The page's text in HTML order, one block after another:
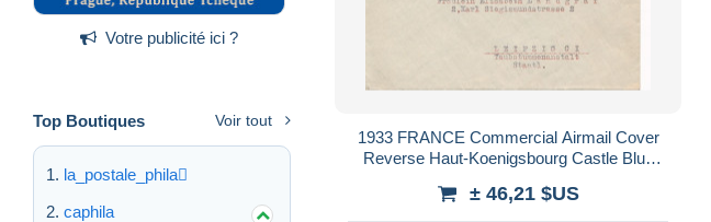
Votre publicité ici ?
Top Boutiques Voir tout
la_postale_phila
caphila
1933 FRANCE Commercial Airmail Cover
Reverse Haut-Koenigsbourg Castle Blue
± 46,21 $US